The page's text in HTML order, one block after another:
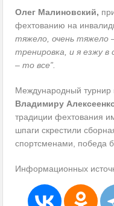
Олег Малиновский,
фехтованию на
тяжело, очень тяжело
тренировка, и я езжу
– то все”.
Международный турнир
Владимиру
традиции фехтования
шпаги скрестили
спортсменами, победа
Информационных